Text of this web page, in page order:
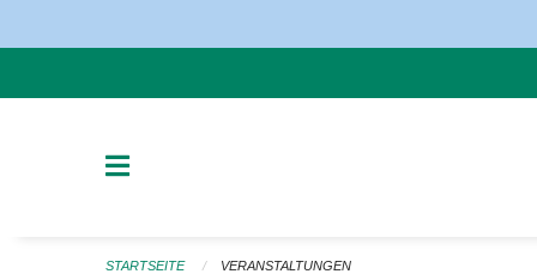
STARTSEITE VERANSTALTUNGEN